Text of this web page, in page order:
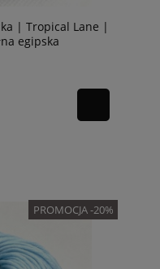
| Tropical Lane |
egipska
PROMOCJA -20%